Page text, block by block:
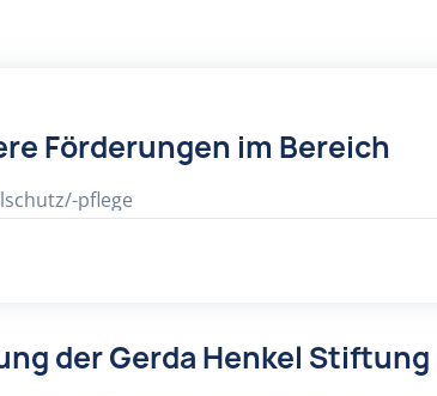
Förderungen im Bereich
pflege
der Gerda Henkel Stiftung